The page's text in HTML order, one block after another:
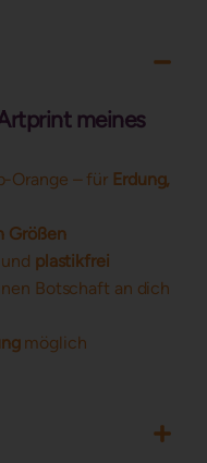
meines
Orange – für Erdung,
Größen
und plastikfrei
Botschaft an dich
möglich